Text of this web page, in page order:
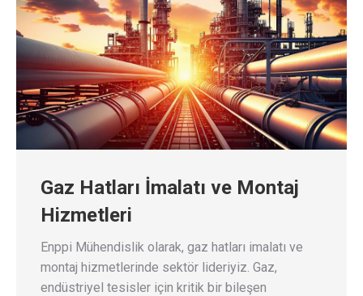
Gaz Hatları İmalatı ve Montaj
Hizmetleri
Enppi Mühendislik olarak, gaz hatları imalatı ve
montaj hizmetlerinde sektör lideriyiz. Gaz,
endüstriyel tesisler için kritik bir bileşen